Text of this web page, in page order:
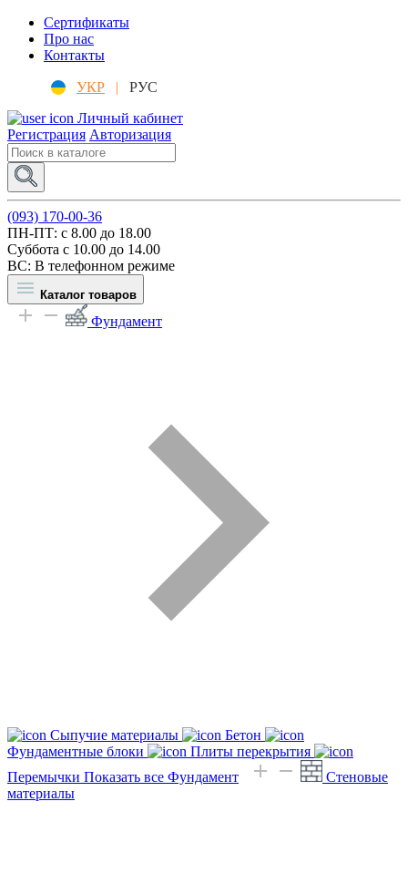
Сертификаты
Про нас
Контакты
УКР |
РУС
Личный кабинет
Регистрация Авторизация
(093) 170-00-36
ПН-ПТ: c 8.00 до 18.00
Суббота с 10.00 до 14.00
ВС: В телефонном режиме
Каталог товаров
Фундамент
Сыпучие материалы
Бетон
Фундаментные блоки
Плиты перекрытия
Перемычки Показать все Фундамент
Стеновые
материалы